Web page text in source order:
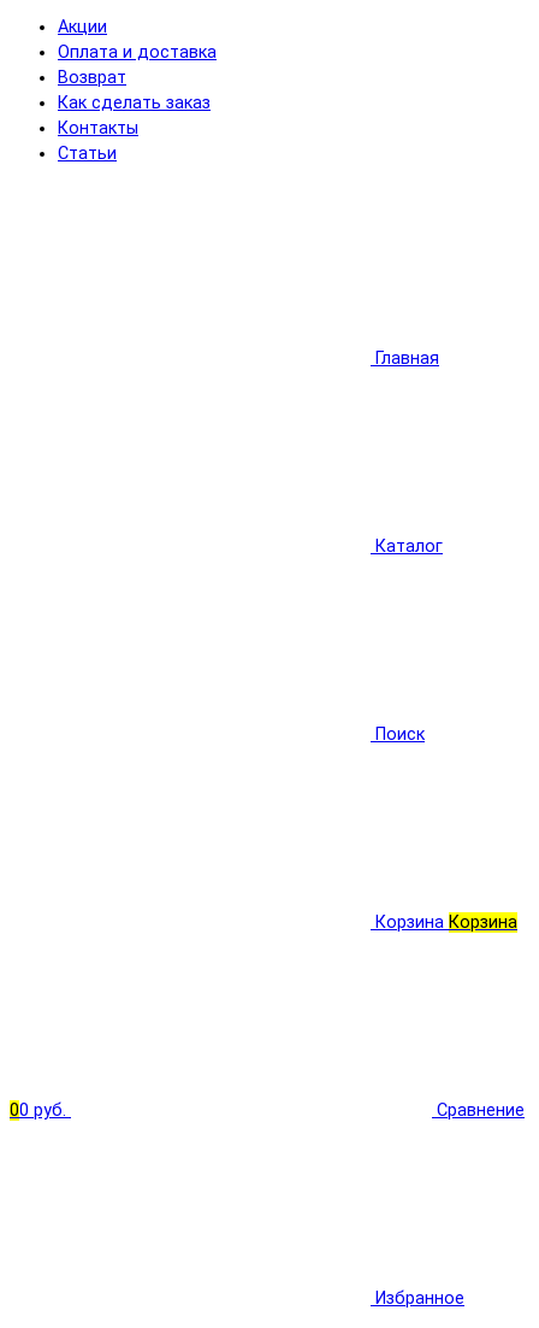
Акции
Оплата и доставка
Возврат
Как сделать заказ
Контакты
Статьи
Главная
Каталог
Поиск
Корзина Корзина
00 руб. Сравнение
Избранное